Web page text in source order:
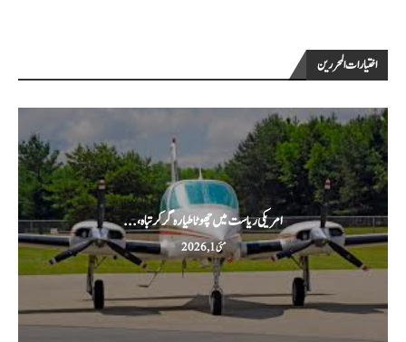
اختيارات المحررين
امریکی ریاست میں چھوٹا طیارہ گر کر تباہ،...
مئی 1, 2026